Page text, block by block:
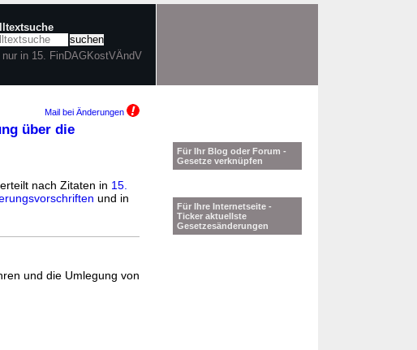
nur in 15. FinDAGKostVÄndV
Mail bei Änderungen
über die
nach Zitaten in 15.
und in
und die Umlegung von
Für Ihr Blog oder Forum -
Gesetze verknüpfen
Für Ihre Internetseite -
Ticker aktuellste
Gesetzesänderungen